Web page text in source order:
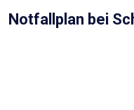
Notfallplan bei